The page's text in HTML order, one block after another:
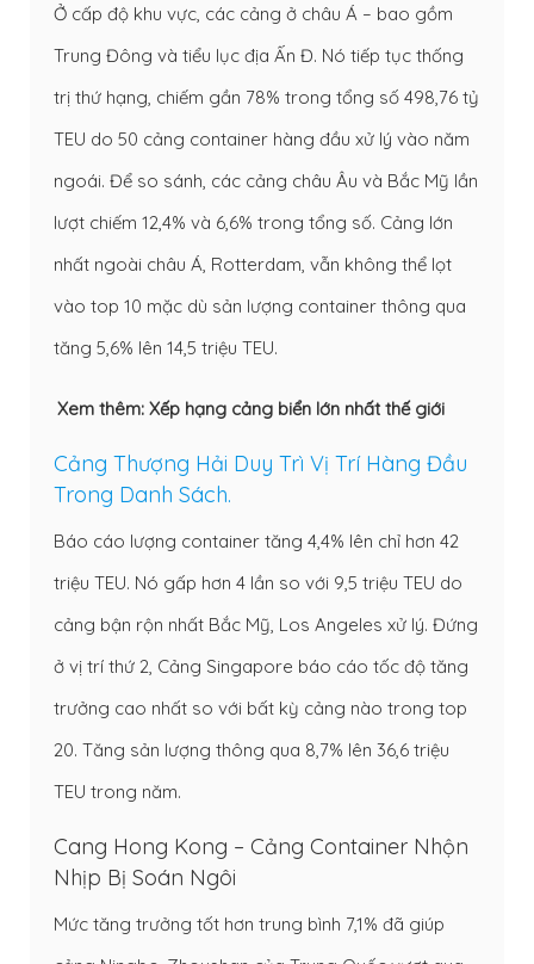
Ở cấp độ khu vực, các cảng ở châu Á – bao gồm
Trung Đông và tiểu lục địa Ấn Đ. Nó tiếp tục thống
trị thứ hạng, chiếm gần 78% trong tổng số 498,76 tỷ
TEU do 50 cảng container hàng đầu xử lý vào năm
ngoái. Để so sánh, các cảng châu Âu và Bắc Mỹ lần
lượt chiếm 12,4% và 6,6% trong tổng số. Cảng lớn
nhất ngoài châu Á, Rotterdam, vẫn không thể lọt
vào top 10 mặc dù sản lượng container thông qua
tăng 5,6% lên 14,5 triệu TEU.
Xem thêm: Xếp hạng cảng biển lớn nhất thế giới
Cảng Thượng Hải Duy Trì Vị Trí Hàng Đầu
Trong Danh Sách.
Báo cáo lượng container tăng 4,4% lên chỉ hơn 42
triệu TEU. Nó gấp hơn 4 lần so với 9,5 triệu TEU do
cảng bận rộn nhất Bắc Mỹ, Los Angeles xử lý. Đứng
ở vị trí thứ 2, Cảng Singapore báo cáo tốc độ tăng
trưởng cao nhất so với bất kỳ cảng nào trong top
20. Tăng sản lượng thông qua 8,7% lên 36,6 triệu
TEU trong năm.
Cang Hong Kong – Cảng Container Nhộn
Nhịp Bị Soán Ngôi
Mức tăng trưởng tốt hơn trung bình 7,1% đã giúp